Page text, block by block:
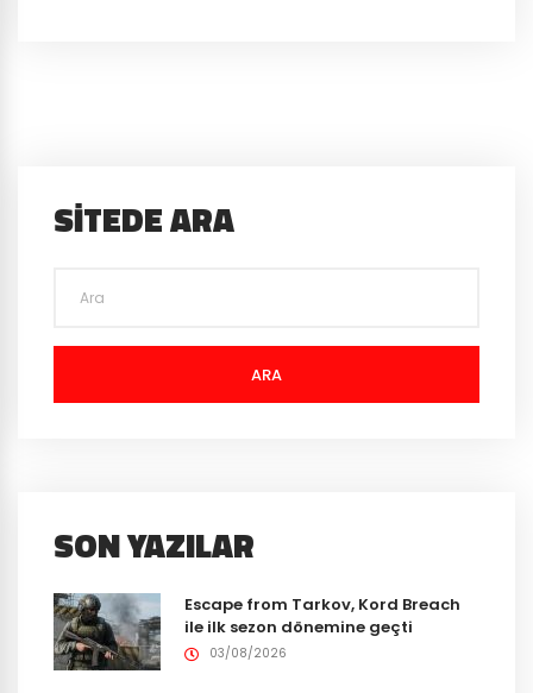
SITEDE ARA
ARA
SON YAZILAR
Escape from Tarkov, Kord Breach
ile ilk sezon dönemine geçti
03/08/2026